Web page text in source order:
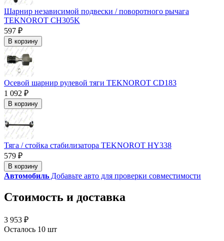
Шарнир независимой подвески / поворотного рычага
TEKNOROT CH305K
597 ₽
В корзину
Осевой шарнир рулевой тяги TEKNOROT CD183
1 092 ₽
В корзину
Тяга / стойка стабилизатора TEKNOROT HY338
579 ₽
В корзину
Автомобиль Добавьте авто для проверки совместимости
Стоимость и доставка
3 953 ₽
Осталось 10 шт